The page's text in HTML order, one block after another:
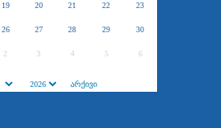
19 20 21 22 23
26 27 28 29 30
2 3 4 5 6